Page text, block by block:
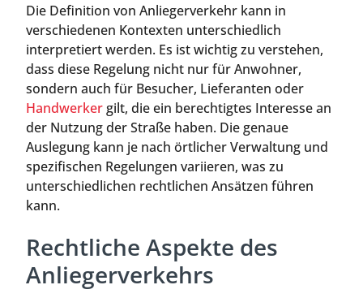
Die Definition von Anliegerverkehr kann in
verschiedenen Kontexten unterschiedlich
interpretiert werden. Es ist wichtig zu verstehen,
dass diese Regelung nicht nur für Anwohner,
sondern auch für Besucher, Lieferanten oder
Handwerkergilt, die ein berechtigtes Interesse an
der Nutzung der Straße haben. Die genaue
Auslegung kann je nach örtlicher Verwaltung und
spezifischen Regelungen variieren, was zu
unterschiedlichen rechtlichen Ansätzen führen
kann.
Rechtliche Aspekte des
Anliegerverkehrs